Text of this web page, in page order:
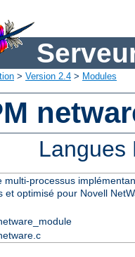
> Version 2.4 > Modules
multi-processus
et optimisé pour Novell